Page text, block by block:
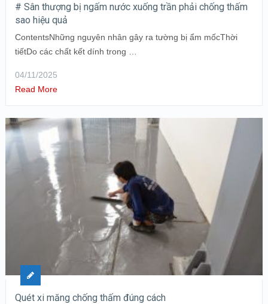
# Sân thượng bị ngấm nước xuống trần phải chống thấm
sao hiệu quả
ContentsNhững nguyên nhân gây ra tường bị ẩm mốcThời
tiếtDo các chất kết dính trong …
04/11/2025
Read More
Quét xi măng chống thấm đúng cách